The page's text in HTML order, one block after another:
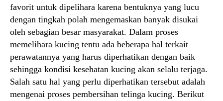
favorit untuk dipelihara karena bentuknya yang lucu
dengan tingkah polah mengemaskan banyak disukai
oleh sebagian besar masyarakat. Dalam proses
memelihara kucing tentu ada beberapa hal terkait
perawatannya yang harus diperhatikan dengan baik
sehingga kondisi kesehatan kucing akan selalu terjaga.
Salah satu hal yang perlu diperhatikan tersebut adalah
mengenai proses pembersihan telinga kucing. Berikut